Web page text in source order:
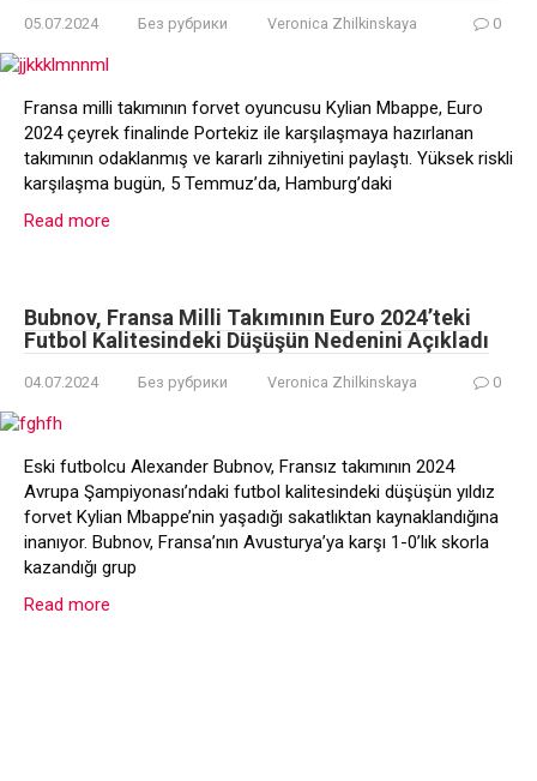
05.07.2024 Без рубрики Veronica Zhilkinskaya 0
Fransa milli takımının forvet oyuncusu Kylian Mbappe, Euro
2024 çeyrek finalinde Portekiz ile karşılaşmaya hazırlanan
takımının odaklanmış ve kararlı zihniyetini paylaştı. Yüksek riskli
karşılaşma bugün, 5 Temmuz’da, Hamburg’daki
Read more
Bubnov, Fransa Milli Takımının Euro 2024’teki
Futbol Kalitesindeki Düşüşün Nedenini Açıkladı
04.07.2024 Без рубрики Veronica Zhilkinskaya 0
Eski futbolcu Alexander Bubnov, Fransız takımının 2024
Avrupa Şampiyonası’ndaki futbol kalitesindeki düşüşün yıldız
forvet Kylian Mbappe’nin yaşadığı sakatlıktan kaynaklandığına
inanıyor. Bubnov, Fransa’nın Avusturya’ya karşı 1-0’lık skorla
kazandığı grup
Read more